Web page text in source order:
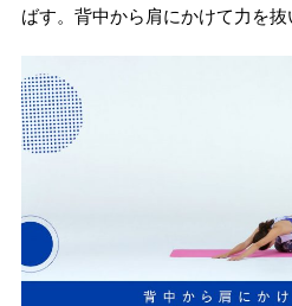
ばす。背中から肩にかけて力を抜